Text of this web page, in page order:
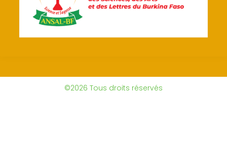
©2026 Tous droits réservés